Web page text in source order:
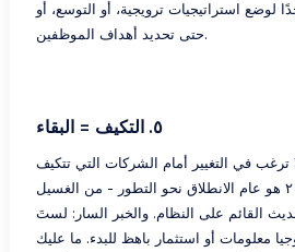
لوضع استراتيجيات ترويجية، أو التوسع، أو
حتى تحديد أهداف الموظفين.
٥. التكيف = البقاء
في التغيير أمام الشركات التي تتكيف
بشكل أسرع. عام ٢٠٢٥ هو عام الانطلاق نحو التطور - من الغسيل
القائم على النظام. والخبر السار: لستَ
معلومات أو استثمار باهظ للبدء. ما عليك